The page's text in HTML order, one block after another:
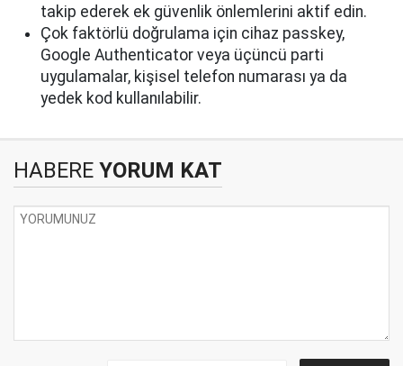
takip ederek ek güvenlik önlemlerini aktif edin.
Çok faktörlü doğrulama için cihaz passkey,
Google Authenticator veya üçüncü parti
uygulamalar, kişisel telefon numarası ya da
yedek kod kullanılabilir.
HABERE YORUM KAT